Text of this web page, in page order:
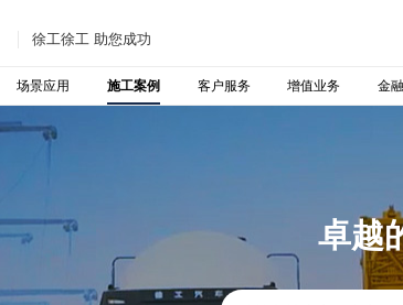
徐工徐工 助您成功
场景应用 施工案例 客户服务 增值业务 金
卓越